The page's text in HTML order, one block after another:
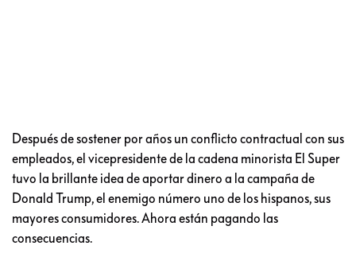
Después de sostener por años un conflicto contractual con sus
empleados, el vicepresidente de la cadena minorista El Super
tuvo la brillante idea de aportar dinero a la campaña de
Donald Trump, el enemigo número uno de los hispanos, sus
mayores consumidores. Ahora están pagando las
consecuencias.